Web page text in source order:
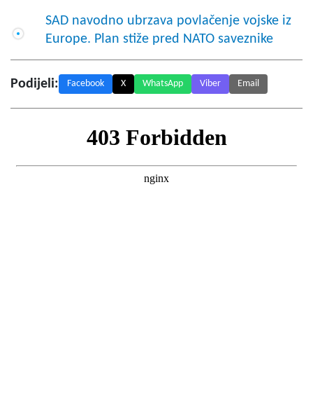
SAD navodno ubrzava povlačenje vojske iz
Europe. Plan stiže pred NATO saveznike
Podijeli: Facebook X WhatsApp Viber Email